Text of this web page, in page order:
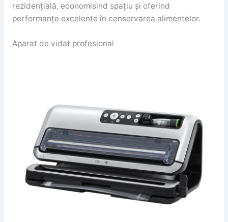
rezidențială, economisind spațiu și oferind
performanțe excelente în conservarea alimentelor.
Aparat de vidat profesional